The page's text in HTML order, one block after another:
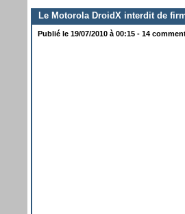
Le Motorola DroidX interdit de
Publié le 19/07/2010 à 00:15 - 14